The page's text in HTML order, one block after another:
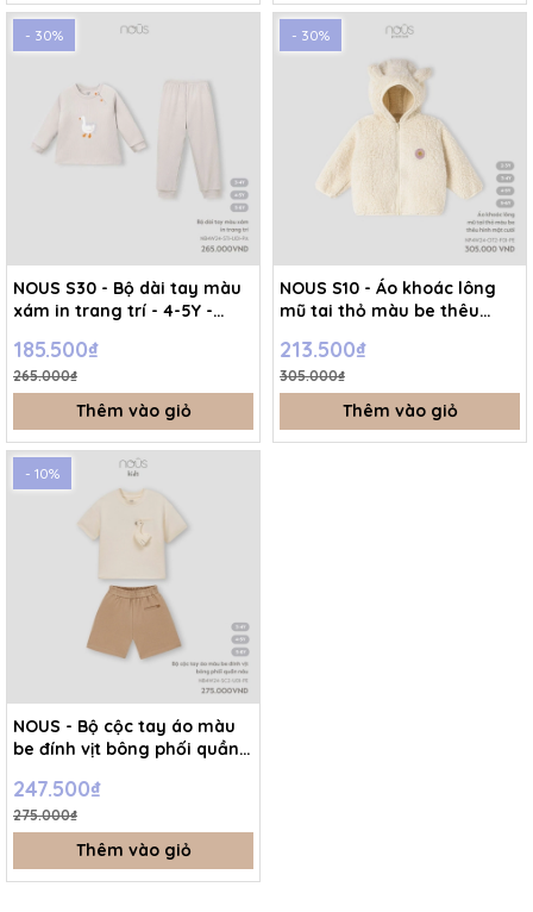
- 30%
NOUS S30 - Bộ dài tay màu
xám in trang trí - 4-5Y -
185.500₫
265.000₫
Thêm vào giỏ
- 30%
NOUS S10 - Áo khoác lông
mũ tai thỏ màu be thêu
SS25.T9C
213.500₫
305.000₫
Thêm vào giỏ
- 10%
NOUS - Bộ cộc tay áo màu
be đính vịt bông phối quần
247.500₫
275.000₫
Thêm vào giỏ